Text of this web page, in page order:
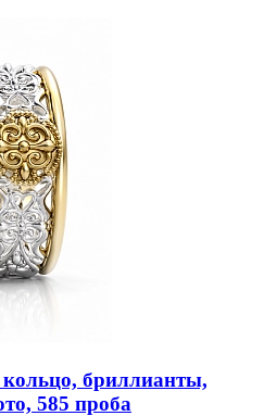
бриллианты,
585 проба